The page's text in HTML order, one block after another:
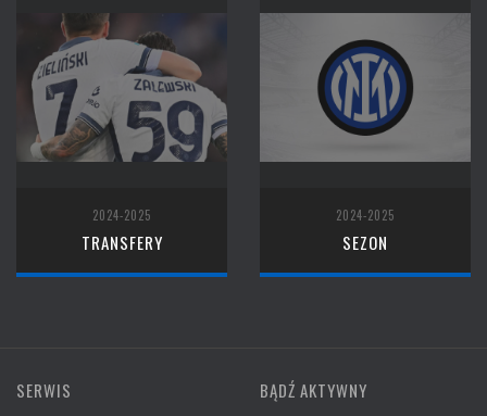
2024-2025
TRANSFERY
2024-2025
SEZON
SERWIS BĄDŹ AKTYWNY